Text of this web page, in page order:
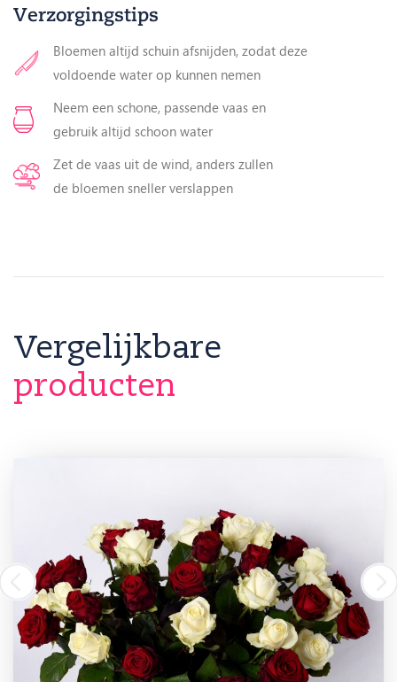
Verzorgingstips
Bloemen altijd schuin afsnijden, zodat deze
voldoende water op kunnen nemen
Neem een schone, passende vaas en
gebruik altijd schoon water
Zet de vaas uit de wind, anders zullen
de bloemen sneller verslappen
Vergelijkbare
producten